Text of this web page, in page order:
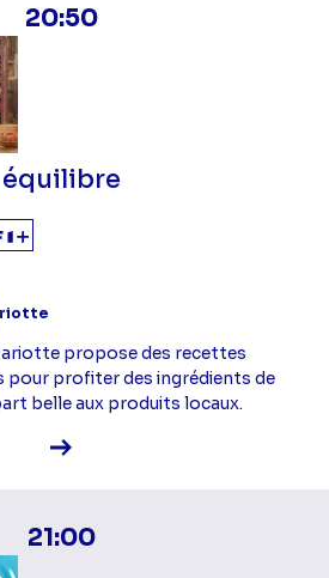
20:50
propose des recettes
pour profiter des ingrédients de
belle aux produits locaux.
Voir la fiche diffusion
21:00